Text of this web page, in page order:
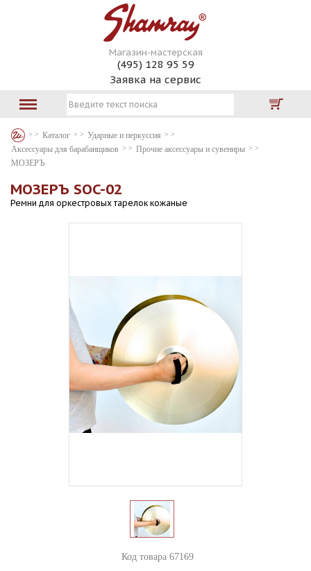
Магазин-мастерская
(495) 128 95 59
Заявка на сервис
Каталог
Ударные и перкуссия
Аксессуары для барабанщиков
Прочие аксессуары и сувениры
МОЗЕРЪ
МОЗЕРЪ SOC-02
Ремни для оркестровых тарелок кожаные
Код товара 67169